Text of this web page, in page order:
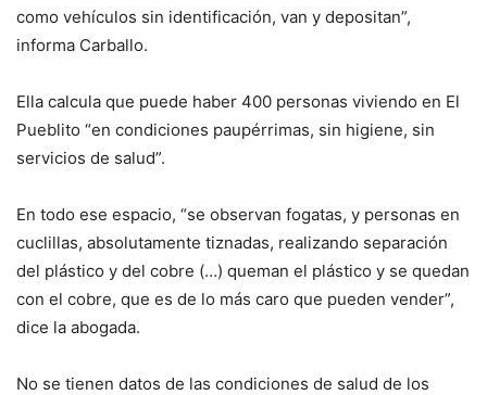
como vehículos sin identificación, van y depositan”,
informa Carballo.
Ella calcula que puede haber 400 personas viviendo en El
Pueblito “en condiciones paupérrimas, sin higiene, sin
servicios de salud”.
En todo ese espacio, “se observan fogatas, y personas en
cuclillas, absolutamente tiznadas, realizando separación
del plástico y del cobre (…) queman el plástico y se quedan
con el cobre, que es de lo más caro que pueden vender”,
dice la abogada.
No se tienen datos de las condiciones de salud de los